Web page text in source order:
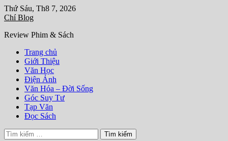
Skip
to
Thứ Sáu, Th8 7, 2026
Chí Blog
Review Phim & Sách
Trang chủ
Giới Thiệu
Văn Học
Điện Ảnh
Văn Hóa – Đời Sống
Góc Suy Tư
Tạp Văn
Đọc Sách
Tìm